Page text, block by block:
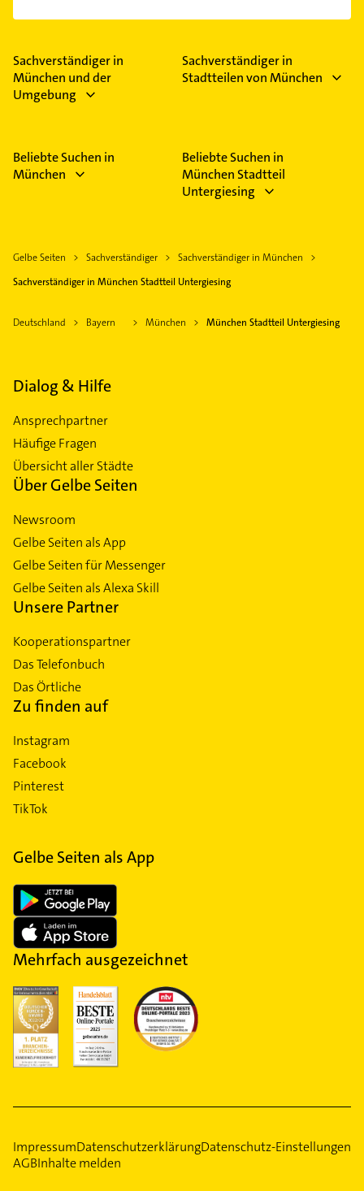
Im Anbieter-Bereich finden Sie alleÖffnungszeiten.
Feiertagen abweichen können.
Sachverständiger in
München und der
Umgebung
Sachverständiger in
Stadtteilen von München
Beliebte Suchen in
München
Beliebte Suchen in
München Stadtteil
Untergiesing
Gelbe Seiten Sachverständiger
Sachverständiger in München
Sachverständiger in München Stadtteil Untergiesing
Deutschland Bayern München München Stadtteil Untergiesing
Dialog & Hilfe
Ansprechpartner
Häufige Fragen
Übersicht aller Städte
Über Gelbe Seiten
Newsroom
Gelbe Seiten als App
Gelbe Seiten für Messenger
Gelbe Seiten als Alexa Skill
Unsere Partner
Kooperationspartner
Das Telefonbuch
Das Örtliche
Zu finden auf
Instagram
Facebook
Pinterest
TikTok
Gelbe Seiten als App
Mehrfach ausgezeichnet
ImpressumDatenschutzerklärungDatenschutz-Einstellungen
AGBInhalte melden